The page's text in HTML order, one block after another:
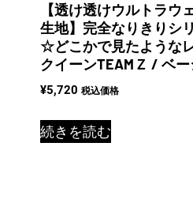
【透け透けウルトラウ
生地】完全なりきりシ
☆どこかで見たような
クイーンTEAMＺ / ベー
¥5,720 税込価格
続きを読む